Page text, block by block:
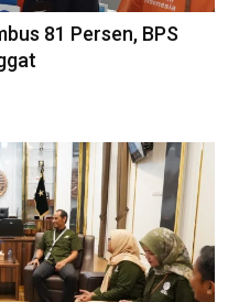
81 Persen, BPS